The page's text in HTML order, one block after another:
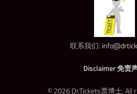
联系我们:
Disclaimer 免责
© 2026 Dr.Tickets票博士. All